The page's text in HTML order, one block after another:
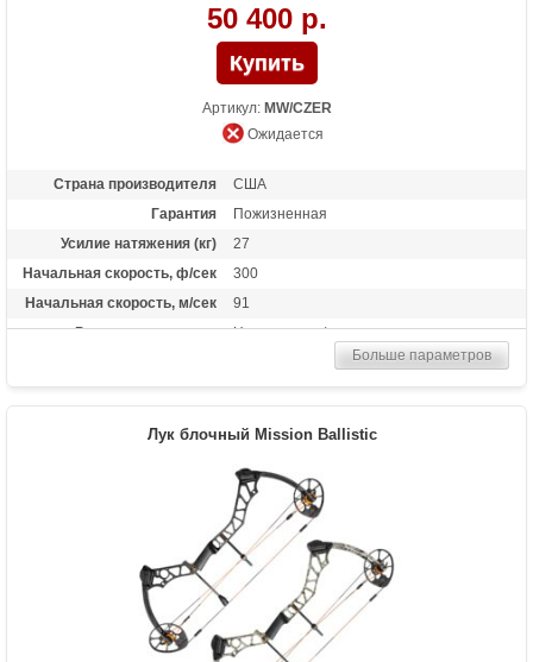
50 400 р.
Артикул: MW/CZER
Ожидается
Страна производителя
США
Гарантия
Пожизненная
Усилие натяжения (кг)
27
Начальная скорость, ф/сек
300
Начальная скорость, м/сек
91
Рекомендуется для
Начинающих/опытных
Длина растяжки
24 - 30
1.63
Развлечение, охота
Больше параметров
Лук блочный Mission Ballistic